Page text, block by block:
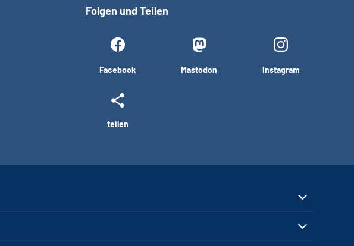
Folgen und Teilen
Facebook Mastodon Instagram
teilen